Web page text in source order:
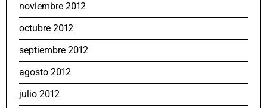
noviembre 2012
octubre 2012
septiembre 2012
agosto 2012
julio 2012